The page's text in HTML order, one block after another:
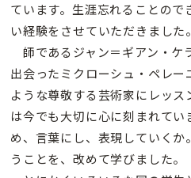
ています。生涯忘れることの
い経験をさせていただきました。
師であるジャン＝ギアン・ケ
出会ったミクローシュ・ペレ
ような尊敬する芸術家にレッス
は今でも大切に心に刻まれて
め、言葉にし、表現していく
うことを、改めて学びました。